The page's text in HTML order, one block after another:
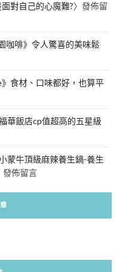
對自己的心魔難?〉發佈留
咖啡》令人驚喜的美味鬆
》食材、口味都好，也算平
華飯店cp值超高的五星級
蒙牛頂級麻辣養生鍋-養生
發佈留言